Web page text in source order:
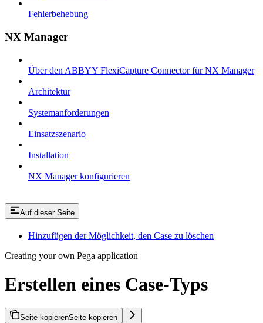
Fehlerbehebung
NX Manager
Über den ABBYY FlexiCapture Connector für NX Manager
Architektur
Systemanforderungen
Einsatzszenario
Installation
NX Manager konfigurieren
Auf dieser Seite
Hinzufügen der Möglichkeit, den Case zu löschen
Creating your own Pega application
Erstellen eines Case-Typs
Seite kopierenSeite kopieren